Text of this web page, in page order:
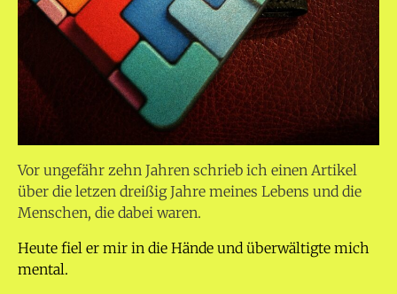
Vor ungefähr zehn Jahren schrieb ich einen Artikel
über die letzen dreißig Jahre meines Lebens und die
Menschen, die dabei waren.
Heute fiel er mir in die Hände und überwältigte mich
mental.